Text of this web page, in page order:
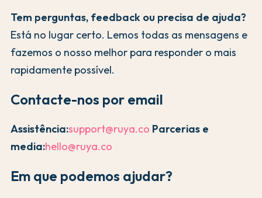
Tem perguntas, feedback ou precisa de ajuda?
Está no lugar certo. Lemos todas as mensagens e
fazemos o nosso melhor para responder o mais
rapidamente possível.
Contacte-nos por email
Assistência:support@ruya.co Parcerias e
media:hello@ruya.co
Em que podemos ajudar?